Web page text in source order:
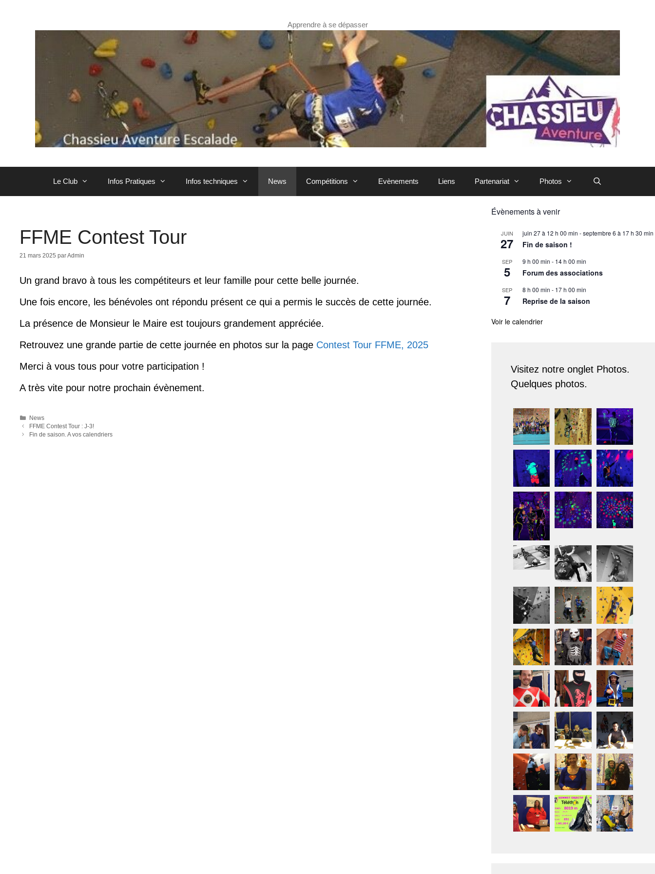
Apprendre à se dépasser
Le Club Infos Pratiques Infos techniques News Compétitions Evènements Liens Partenariat Photos
FFME Contest Tour
21 mars 2025 parAdmin
Un grand bravo à tous les compétiteurs et leur famille pour cette belle journée.
Une fois encore, les bénévoles ont répondu présent ce qui a permis le succès de cette journée.
La présence de Monsieur le Maire est toujours grandement appréciée.
Retrouvez une grande partie de cette journée en photos sur la page Contest Tour FFME, 2025
Merci à vous tous pour votre participation !
A très vite pour notre prochain évènement.
Catégories
News
FFME Contest Tour : J-3!
Fin de saison. A vos calendriers
Évènements à venir
JUIN
27
juin 27 à 12 h 00 min -septembre 6 à 17 h 30 min
Fin de saison !
SEP
5
9 h 00 min - 14 h 00 min
Forum des associations
SEP
7
8 h 00 min - 17 h 00 min
Reprise de la saison
Voir le calendrier
Visitez notre onglet Photos.
Quelques photos.